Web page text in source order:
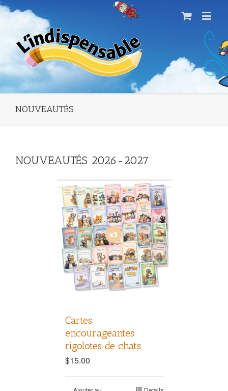
NOUVEAUTÉS
NOUVEAUTÉS 2026-2027
Cartes
encourageantes
rigolotes de chats
$15.00